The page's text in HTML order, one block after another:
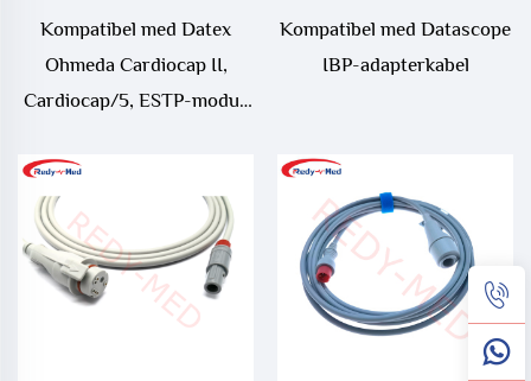
Kompatibel med Datex
Ohmeda Cardiocap II,
Cardiocap/5, ESTP-modul,
Kompatibel med Datascope
IBP-adapterkabel